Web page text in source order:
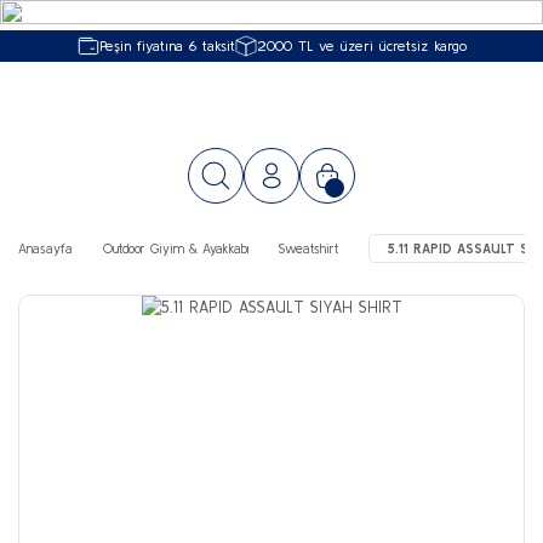
Peşin fiyatına 6 taksit 2000 TL ve üzeri ücretsiz kargo
Anasayfa Outdoor Giyim & Ayakkabı Sweatshirt 5.11 RAPID ASSAULT